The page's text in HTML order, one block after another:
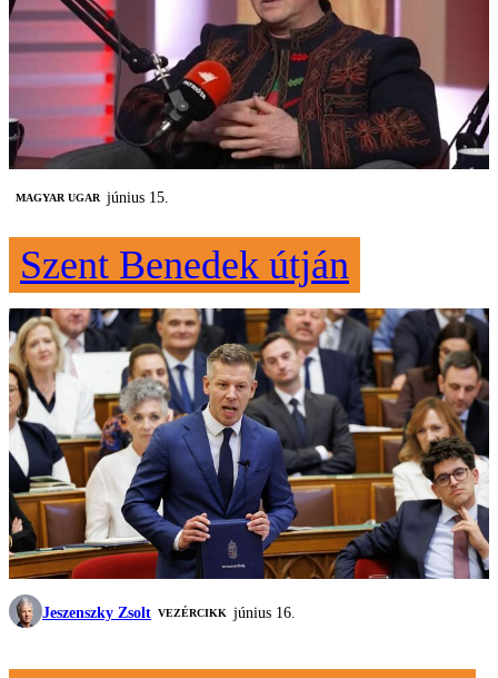
MAGYAR UGAR június 15.
Szent Benedek útján
Jeszenszky Zsolt VEZÉRCIKK június 16.